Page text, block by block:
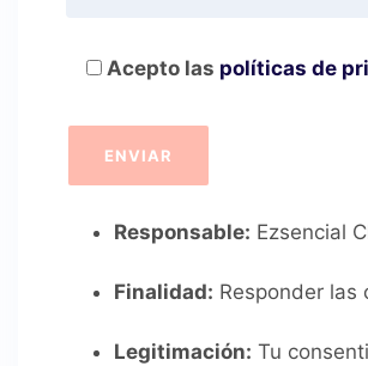
Acepto las políticas de
Responsable: Ezsencial
Finalidad: Responder las
Legitimación: Tu